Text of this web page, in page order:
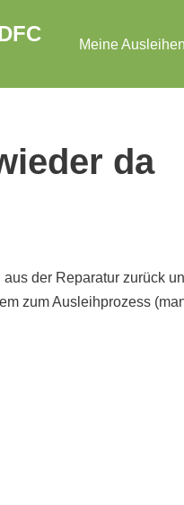
Meine Ausleihen
da
der Reparatur zurück
zum Ausleihprozess